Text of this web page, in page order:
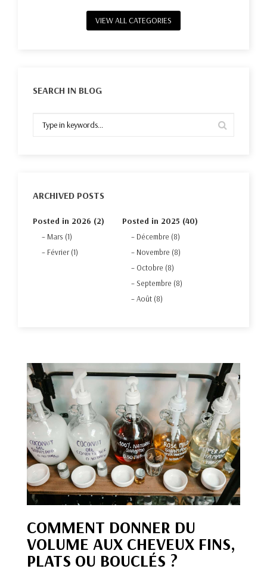
VIEW ALL CATEGORIES
SEARCH IN BLOG
ARCHIVED POSTS
Posted in 2026 (2)
Mars (1)
Février (1)
Posted in 2025 (40)
Décembre (8)
Novembre (8)
Octobre (8)
Septembre (8)
Août (8)
COMMENT DONNER DU
VOLUME AUX CHEVEUX FINS,
PLATS OU BOUCLÉS ?